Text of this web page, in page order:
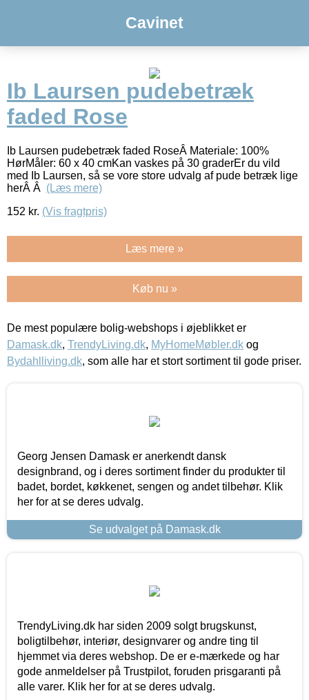
Cavinet
Ib Laursen pudebetræk
faded Rose
Ib Laursen pudebetræk faded RoseÂ Materiale: 100%
HørMåler: 60 x 40 cmKan vaskes på 30 graderEr du vild
med Ib Laursen, så se vore store udvalg af pude betræk lige
herÂ Â (Læs mere)
152 kr. (Vis fragtpris)
Læs mere »
Køb nu »
De mest populære bolig-webshops i øjeblikket er
Damask.dk, TrendyLiving.dk, MyHomeMøbler.dk og
Bydahlliving.dk, som alle har et stort sortiment til gode priser.
Georg Jensen Damask er anerkendt dansk
designbrand, og i deres sortiment finder du produkter til
badet, bordet, køkkenet, sengen og andet tilbehør. Klik
her for at se deres udvalg.
Se udvalget på Damask.dk
TrendyLiving.dk har siden 2009 solgt brugskunst,
boligtilbehør, interiør, designvarer og andre ting til
hjemmet via deres webshop. De er e-mærkede og har
gode anmeldelser på Trustpilot, foruden prisgaranti på
alle varer. Klik her for at se deres udvalg.